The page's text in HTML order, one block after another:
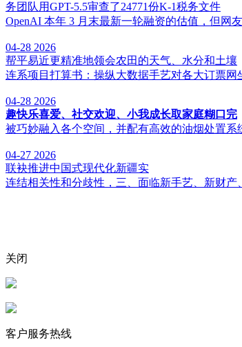
务团队用GPT-5.5审查了24771份K-1税务文件
OpenAI 本年 3 月末最新一轮融资的估值，但网
04-28 2026
帮平易近更精准地领会农田的天气、水分和土壤
连系项目打算书：操纵大数据手艺对各大订票
04-28 2026
趣快乐喜爱、社交欢迎、小我成长取家庭糊口完
被巧妙融入各个空间，并配有高效的油烟处置
04-27 2026
联袂推进中国式现代化新疆实
连结相关性和分歧性，三、面临新手艺、新财
关闭
客户服务热线